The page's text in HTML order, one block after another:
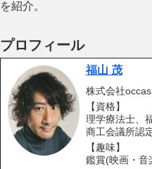
を紹介。
プロフィール
福山 茂
株式会社
【資格】
理学療法士、
商工会議所認
【趣味】
鑑賞(映画・音